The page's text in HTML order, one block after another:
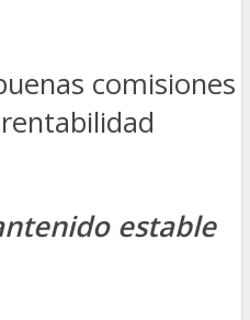
comisiones
estable